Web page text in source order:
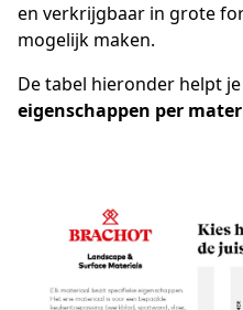
en verkrijgbaar in grote
mogelijk maken.
De tabel hieronder helpt
eigenschappen per